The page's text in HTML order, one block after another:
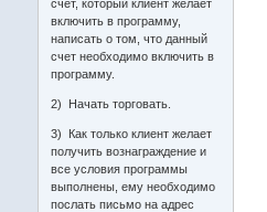
счет, который клиент желает
включить в программу,
написать о том, что данный
счет необходимо включить в
программу.
2) Начать торговать.
3) Как только клиент желает
получить вознаграждение и
все условия программы
выполнены, ему необходимо
послать письмо на адрес